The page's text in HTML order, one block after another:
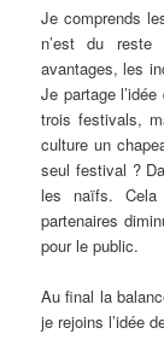
Je comprends
n’est du
avantages, les
Je partage
trois festivals,
culture un
seul festival ?
les naïfs. Cela
partenaires
pour le public.
Au final la
je rejoins l’idée